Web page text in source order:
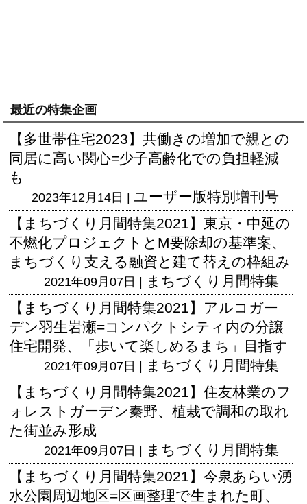
最近の特集企画
【多世帯住宅2023】共働きの増加で親との
同居に高い関心=少子高齢化での負担軽減
も
2023年12月14日 | ユーザー版特別増刊号
【まちづくり月間特集2021】東京・中延の
不燃化プロジェクトとM要除却の基準案、
まちづくり支える融資と建て替えの枠組み
2021年09月07日 | まちづくり月間特集
【まちづくり月間特集2021】アルコガー
デン羽生岩瀬=コンパクトシティ内の分譲
住宅開発、「歩いて楽しめるまち」目指す
2021年09月07日 | まちづくり月間特集
【まちづくり月間特集2021】住友林業のフ
ォレストガーデン秦野、植栽で調和の取れ
た街並み形成
2021年09月07日 | まちづくり月間特集
【まちづくり月間特集2021】今泉あらい湧
水公園周辺地区=区画整理で生まれた町、